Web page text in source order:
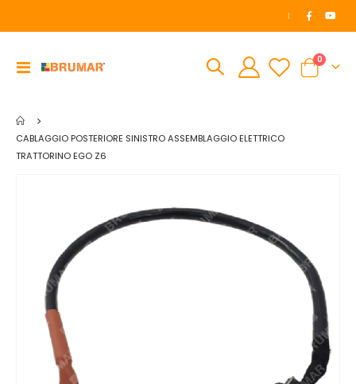
|
Toggle
Cart
0
CABLAGGIO POSTERIORE SINISTRO ASSEMBLAGGIO ELETTRICO
TRATTORINO EGO Z6
immagini